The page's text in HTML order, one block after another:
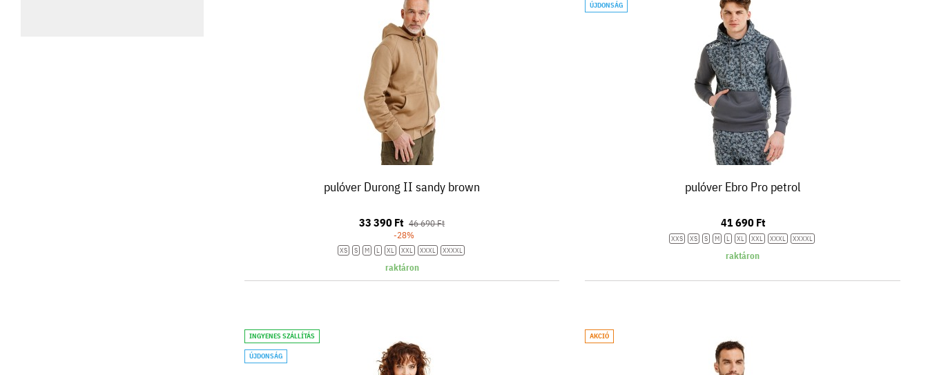
pulóver Durong II sandy brown
33 390 Ft 46 690 Ft
-28%
XS S M L XL XXL XXXL XXXXL
raktáron
ÚJDONSÁG
pulóver Ebro Pro petrol
41 690 Ft
XXS XS S M L XL XXL XXXL XXXXL
raktáron
INGYENES SZÁLLÍTÁS
ÚJDONSÁG
AKCIÓ